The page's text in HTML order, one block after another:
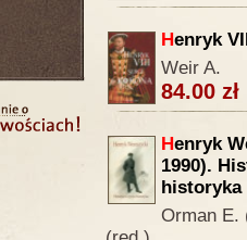
Henryk
Weir A.
84.00 zł
Henryk
1990).
historyka
Orman E.